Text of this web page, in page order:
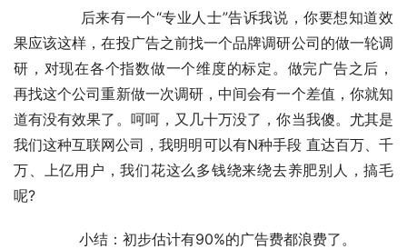
果应该这样，在投广告之前找一个品牌调研公司的做一轮调
研，对现在各个指数做一个维度的标定。做完广告之后，
再找这个公司重新做一次调研，中间会有一个差值，你就知
道有没有效果了。呵呵，又几十万没了，你当我傻。尤其是
我们这种互联网公司，我明明可以有N种手段 直达百万、千
万、上亿用户，我们花这么多钱绕来绕去养肥别人，搞毛
呢?
	　　小结：初步估计有90%的广告费都浪费了。